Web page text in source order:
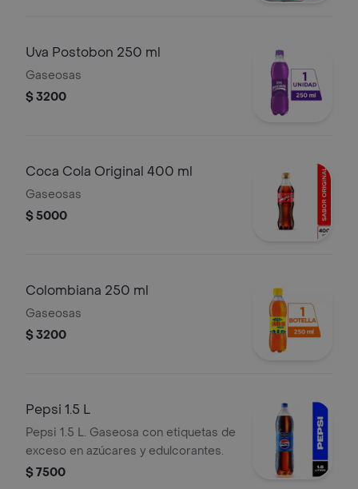
Uva Postobon 250 ml
Gaseosas
$ 3200
Coca Cola Original 400 ml
Gaseosas
$ 5000
Colombiana 250 ml
Gaseosas
$ 3200
Pepsi 1.5 L
Pepsi 1.5 L. Gaseosa con etiquetas de
exceso en azúcares y edulcorantes.
$ 7500